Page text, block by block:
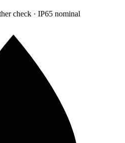
check · IP65 nominal